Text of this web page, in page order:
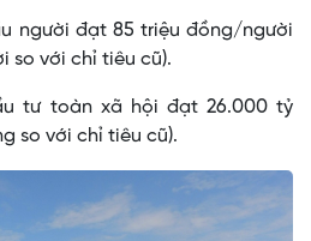
người đạt 85 triệu đồng/người
so với chỉ tiêu cũ).
tư toàn xã hội đạt 26.000 tỷ
so với chỉ tiêu cũ).